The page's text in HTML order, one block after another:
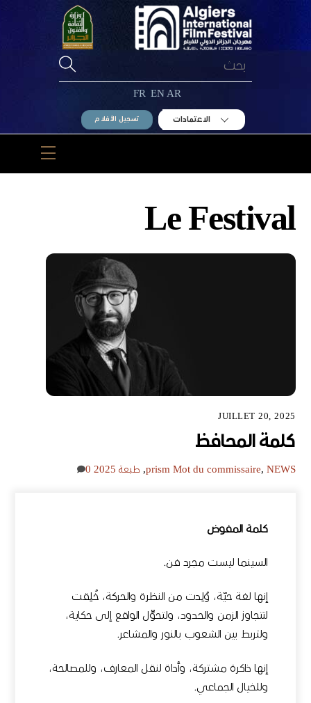
AR
EN
FR
الاعتمادات تسجيل الأفلام
Menu
Le Festival
JUILLET 20, 2025
كلمة المحافظ
prism Mot du commissaire, NEWS
, طبعة 2025 0
كلمة المفوض
السينما ليست مجرد فن.
إنها لغة حيّة، وُلِدت من النظرة والحركة، خُلِقت
لتتجاوز الزمن والحدود، ولتحوِّل الواقع إلى حكاية،
ولتربط بين الشعوب بالنور والمشاعر.
إنها ذاكرة مشتركة، وأداة لنقل المعارف، وللمصالحة،
وللخيال الجماعي.